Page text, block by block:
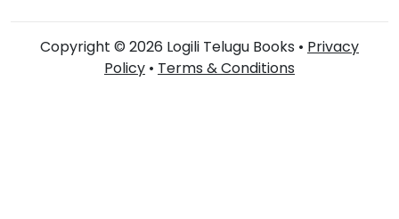
Copyright © 2026 Logili Telugu Books • Privacy
Policy • Terms & Conditions